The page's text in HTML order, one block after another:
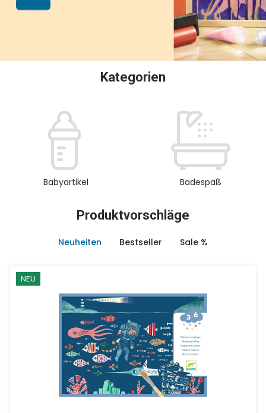
Kategorien
Babyartikel Badespaß
Produktvorschläge
Neuheiten Bestseller Sale %
NEU